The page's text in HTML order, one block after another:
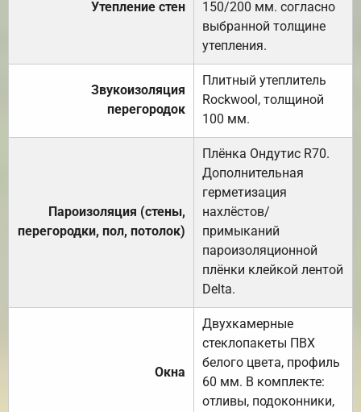
Утепление стен
150/200 мм. согласно
выбранной толщине
утепления.
Звукоизоляция
перегородок
Плитный утеплитель
Rockwool, толщиной
100 мм.
Пароизоляция (стены,
перегородки, пол, потолок)
Плёнка Ондутис R70.
Дополнительная
герметизация
нахлёстов/
примыканий
пароизоляционной
плёнки клейкой лентой
Delta.
Окна
Двухкамерные
стеклопакеты ПВХ
белого цвета, профиль
60 мм. В комплекте:
отливы, подоконники,